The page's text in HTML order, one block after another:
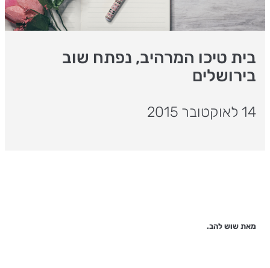
בית טיכו המרהיב, נפתח שוב
בירושלים
14 לאוקטובר 2015
מאת שוש להב.